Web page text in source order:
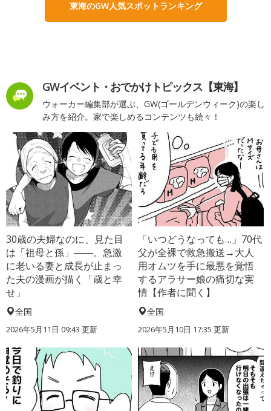
東海のGW人気スポットランキング
GWイベント・おでかけトピックス【東海】
ウォーカー編集部が選ぶ、GW(ゴールデンウィーク)の楽し
み方を紹介。家で楽しめるコンテンツも続々！
30歳の夫婦なのに、見た目
は「祖母と孫」――。急激
に老いる妻と成長が止まっ
た夫の漫画が描く「歳と幸
せ」
全国
2026年5月11日 09:43 更新
「いつどうなっても…」70代
父が全裸で救急搬送→大人
用オムツを手に最悪を覚悟
するアラサー娘の痛切な実
情【作者に聞く】
全国
2026年5月10日 17:35 更新